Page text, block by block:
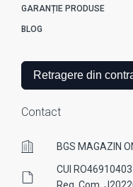
GARANȚIE PRODUSE
BLOG
Retragere din
Contact
BGS MAGAZIN
CUI RO46910403